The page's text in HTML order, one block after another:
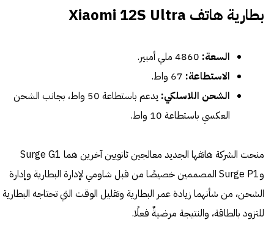
بطارية هاتف Xiaomi 12S Ultra
السعة: 4860 ملي أمبير.
الاستطاعة: 67 واط.
الشحن اللاسلكي:
يدعم باستطاعة 50 واط، بجانب الشحن
العكسي باستطاعة 10 واط.
منحت الشركة هاتفها الجديد معالجين ثانويين آخرين هما Surge G1
وSurge P1 المصممين خصيصًا من قبل شاومي لإدارة البطارية وإدارة
الشحن، من شأنهما زيادة عمر البطارية وتقليل الوقت التي تحتاجه البطارية
للتزود بالطاقة، والنتيجة مرضيةٌ فعلًا.